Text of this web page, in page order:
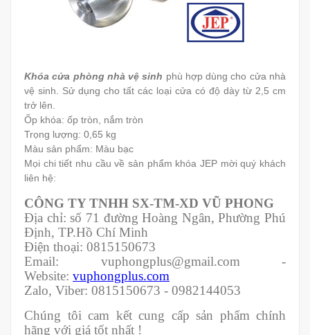
Khóa cửa phòng nhà vệ sinh phù hợp dùng cho cửa nhà
vệ sinh. Sử dụng cho tất các loại cửa có độ dày từ 2,5 cm
trở lên.
Ốp khóa: ốp tròn, nắm tròn
Trọng lượng: 0,65 kg
Màu sản phẩm: Màu bạc
Mọi chi tiết nhu cầu về sản phẩm khóa JEP mời quý khách
liên hệ:
CÔNG TY TNHH SX-TM-XD VŨ PHONG
Địa chỉ: số 71 đường Hoàng Ngân, Phường Phú
Định, TP.Hồ Chí Minh
Điện thoại: 0815150673
Email: vuphongplus@gmail.com -
Website: vuphongplus.com
Zalo, Viber: 0815150673 - 0982144053
Chúng tôi cam kết cung cấp sản phẩm chính
hãng với giá tốt nhất !